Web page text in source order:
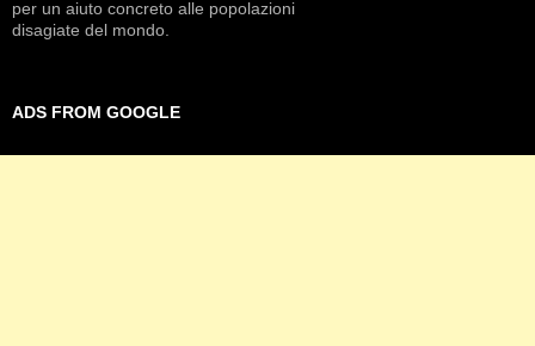
per un aiuto concreto alle popolazioni
disagiate del mondo.
ADS FROM GOOGLE